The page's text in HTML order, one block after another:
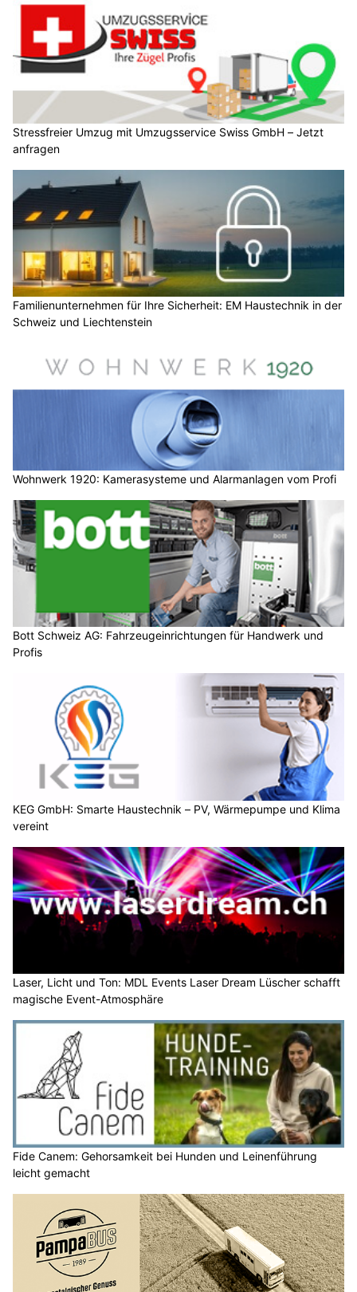
Stressfreier Umzug mit Umzugsservice Swiss GmbH – Jetzt
anfragen
Familienunternehmen für Ihre Sicherheit: EM Haustechnik in der
Schweiz und Liechtenstein
Wohnwerk 1920: Kamerasysteme und Alarmanlagen vom Profi
Bott Schweiz AG: Fahrzeugeinrichtungen für Handwerk und
Profis
KEG GmbH: Smarte Haustechnik – PV, Wärmepumpe und Klima
vereint
Laser, Licht und Ton: MDL Events Laser Dream Lüscher schafft
magische Event-Atmosphäre
Fide Canem: Gehorsamkeit bei Hunden und Leinenführung
leicht gemacht